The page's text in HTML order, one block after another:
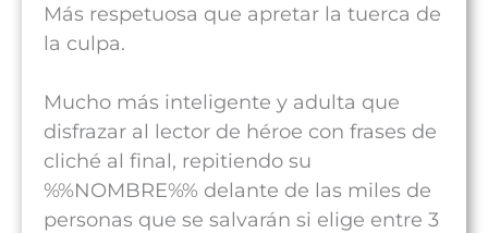
Más respetuosa que apretar la tuerca de
la culpa.
Mucho más inteligente y adulta que
disfrazar al lector de héroe con frases de
cliché al final, repitiendo su
%%NOMBRE%% delante de las miles de
personas que se salvarán si elige entre 3